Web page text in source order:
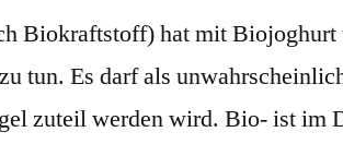
Biokraftstoff) hat mit Biojoghurt
tun. Es darf als
zuteil werden wird. Bio- ist im